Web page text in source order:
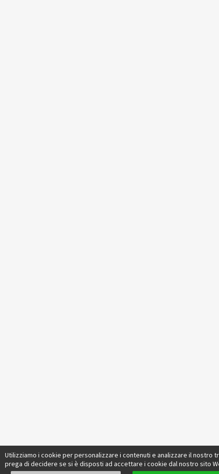
Utilizziamo i cookie per personalizzare i contenuti e analizzare il nostro
prega di decidere se si è disposti ad accettare i cookie dal nostro sito